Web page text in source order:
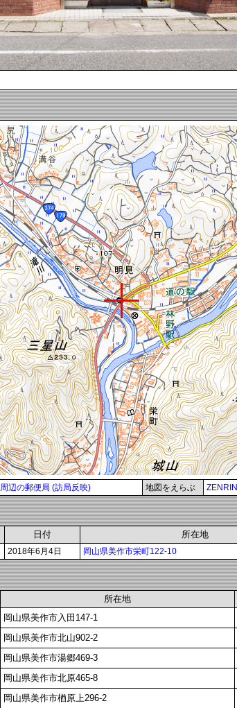
周辺の郵便局 (訪局反映) 地図をえらぶ ZENRIN
日付 所在地
2018年6月4日 岡山県美作市栄町122-10
所在地
岡山県美作市入田147-1
岡山県美作市北山902-2
岡山県美作市湯郷469-3
岡山県美作市北原465-8
岡山県美作市楢原上296-2